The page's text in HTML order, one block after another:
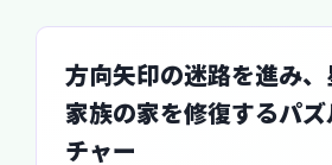
方向矢印の迷路を進み
家族の家を修復するパ
チャー